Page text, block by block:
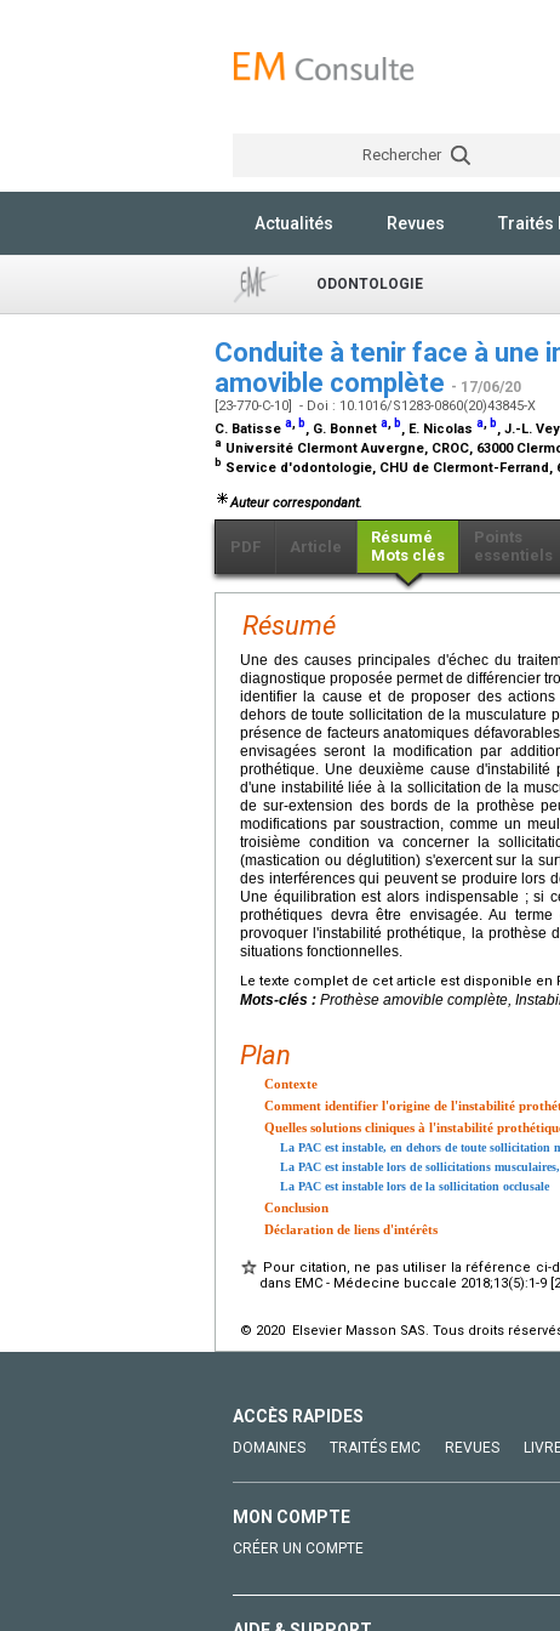
Rechercher
Actualités Revues Traités
ODONTOLOGIE
Conduite à tenir face à une
amovible complète - 17/06/20
[23-770-C-10] - Doi : 10.1016/S1283-0860(20)43845-X
C. Batisse a, b, G. Bonnet a, b, E. Nicolas a, b, J.-L.
a Université Clermont Auvergne, CROC, 63000
b Service d'odontologie, CHU de Clermont-Ferrand,
Auteur correspondant.
PDF Article
Résumé
Mots clés
Points
essentiels
Résumé
Une des causes principales d'échec du
diagnostique proposée permet de différencier
identifier la cause et de proposer des
dehors de toute sollicitation de la musculature
présence de facteurs anatomiques
envisagées seront la modification par
prothétique. Une deuxième cause
d'une instabilité liée à la sollicitation de la
de sur-extension des bords de la prothèse
modifications par soustraction, comme un
troisième condition va concerner la
(mastication ou déglutition) s'exercent sur la
des interférences qui peuvent se produire lors
Une équilibration est alors indispensable ; si
prothétiques devra être envisagée. Au
provoquer l'instabilité prothétique, la prothèse
situations fonctionnelles.
Le texte complet de cet article est disponible en
Mots-clés : Prothèse amovible complète,
Plan
Contexte
Comment identifier l'origine de l'instabilité
Quelles solutions cliniques à l'instabilité
La PAC est instable, en dehors de toute sollicitation
La PAC est instable lors de sollicitations
La PAC est instable lors de la sollicitation occlusale
Conclusion
Déclaration de liens d'intérêts
Pour citation, ne pas utiliser la référence
dans EMC - Médecine buccale 2018;13(5):1-9
© 2020 Elsevier Masson SAS. Tous droits
ACCÈS RAPIDES
DOMAINES TRAITÉS EMC REVUES
MON COMPTE
CRÉER UN COMPTE